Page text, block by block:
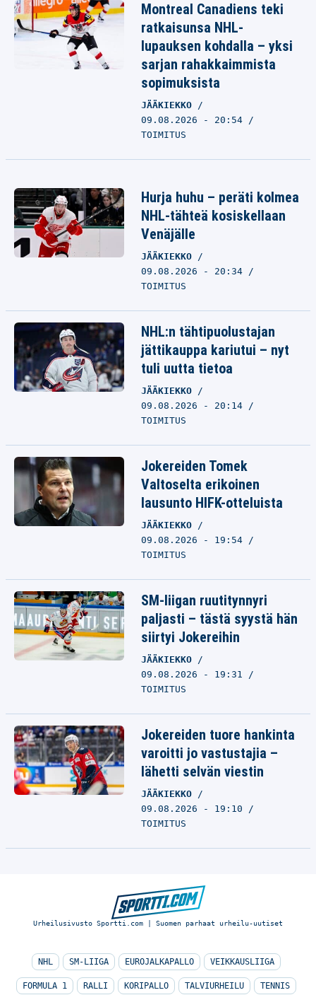
Montreal Canadiens teki
ratkaisunsa NHL-
lupauksen kohdalla – yksi
sarjan rahakkaimmista
sopimuksista
JÄÄKIEKKO
09.08.2026 - 20:54
TOIMITUS
Hurja huhu – peräti kolmea
NHL-tähteä kosiskellaan
Venäjälle
JÄÄKIEKKO
09.08.2026 - 20:34
TOIMITUS
NHL:n tähtipuolustajan
jättikauppa kariutui – nyt
tuli uutta tietoa
JÄÄKIEKKO
09.08.2026 - 20:14
TOIMITUS
Jokereiden Tomek
Valtoselta erikoinen
lausunto HIFK-otteluista
JÄÄKIEKKO
09.08.2026 - 19:54
TOIMITUS
SM-liigan ruutitynnyri
paljasti – tästä syystä hän
siirtyi Jokereihin
JÄÄKIEKKO
09.08.2026 - 19:31
TOIMITUS
Jokereiden tuore hankinta
varoitti jo vastustajia –
lähetti selvän viestin
JÄÄKIEKKO
09.08.2026 - 19:10
TOIMITUS
Urheilusivusto Sportti.com | Suomen parhaat urheilu-uutiset
NHL SM-LIIGA EUROJALKAPALLO VEIKKAUSLIIGA
FORMULA 1 RALLI KORIPALLO TALVIURHEILU TENNIS